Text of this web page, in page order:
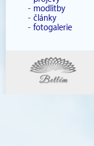
- modlitby
- články
- fotogalerie